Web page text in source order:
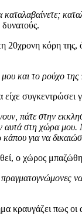
κόρη της,
και το ρούχο
πάτε στην
αυτά στη χώρα
για να
o χώρος
πως οι